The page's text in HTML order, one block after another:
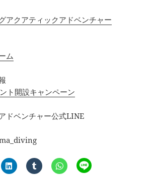
アクアティックアドベンチャー
ム
ト開設キャンペーン
ドベンチャー公式LINE